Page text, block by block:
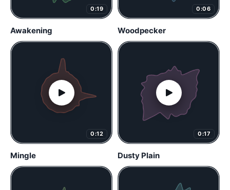
0:19
Awakening
0:06
Woodpecker
0:12
Mingle
0:17
Dusty Plain